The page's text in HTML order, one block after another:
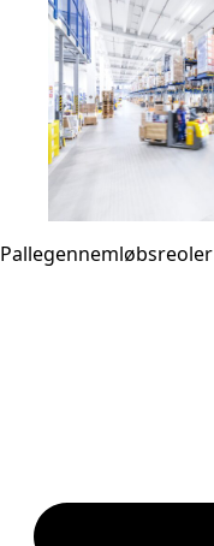
Pallegennemløbsreoler